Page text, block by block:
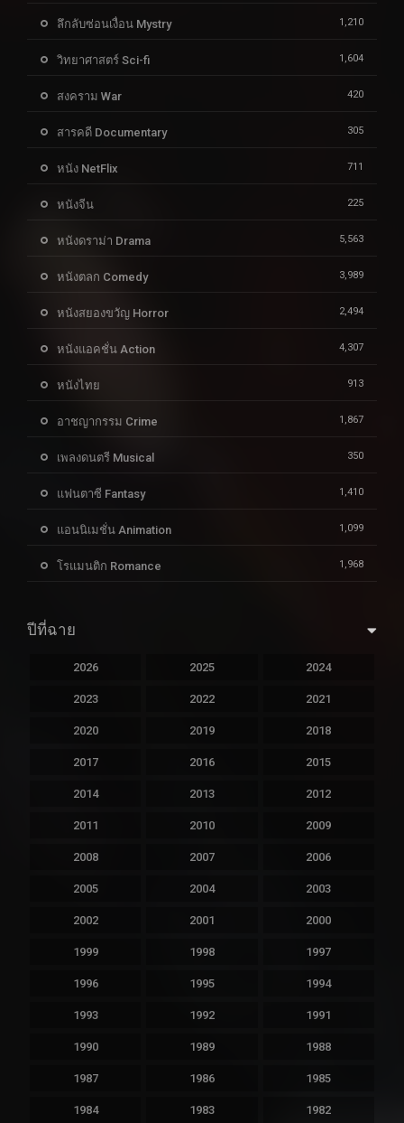
ลึกลับซ่อนเงื่อน Mystry 1,210
วิทยาศาสตร์ Sci-fi 1,604
สงคราม War 420
สารคดี Documentary 305
หนัง NetFlix 711
หนังจีน 225
หนังดราม่า Drama 5,563
หนังตลก Comedy 3,989
หนังสยองขวัญ Horror 2,494
หนังแอคชั่น Action 4,307
หนังไทย 913
อาชญากรรม Crime 1,867
เพลงดนตรี Musical 350
แฟนตาซี Fantasy 1,410
แอนนิเมชั่น Animation 1,099
โรแมนติก Romance 1,968
ปีที่ฉาย
2026 2025 2024
2023 2022 2021
2020 2019 2018
2017 2016 2015
2014 2013 2012
2011 2010 2009
2008 2007 2006
2005 2004 2003
2002 2001 2000
1999 1998 1997
1996 1995 1994
1993 1992 1991
1990 1989 1988
1987 1986 1985
1984 1983 1982